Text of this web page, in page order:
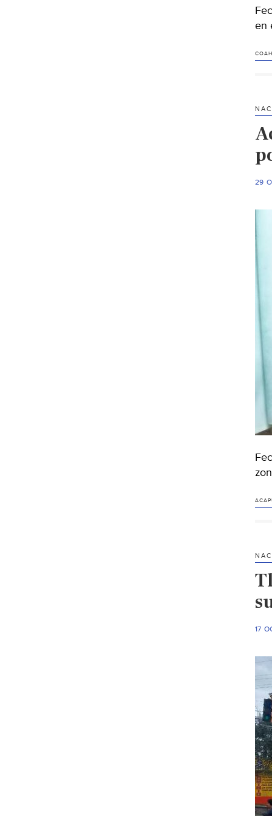
en
29
17